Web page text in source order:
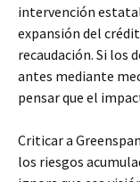
intervención
expansión del
recaudación. Si los
antes mediante
pensar que el
Criticar a
los riesgos